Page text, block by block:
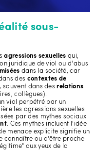
sous-
agressions sexuelles qui,
juridique de viol ou d'abus
dans la société, car
des contextes de
souvent dans desrelations
collègues).
viol perpétré par un
les agressions sexuelles
par des mythes sociaux
. Ces mythes incluent l'idée
menace explicite signifie un
connaître ou d'être proche
aux yeux de la